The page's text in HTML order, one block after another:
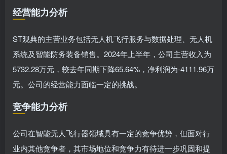
经营能力分析
ST观典的主营业务包括无人机飞行服务与数据处理、无人机
系统及智能防务装备销售。2024年上半年，公司主营收入为
5732.28万元，较去年同期下降65.64%，净利润为-4111.96万
元。公司的经营能力面临一定的挑战。
竞争能力分析
公司在智能无人飞行器领域具有一定的竞争优势，但面对行
业内其他竞争者，其市场地位和竞争力有待进一步巩固和提